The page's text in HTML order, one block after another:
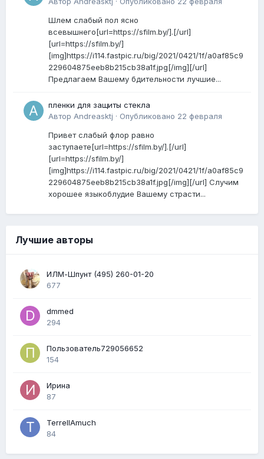
Шлем слабый пол ясно
всевышнего[url=https://sfilm.by/].[/url]
[url=https://sfilm.by/]
[img]https://i114.fastpic.ru/big/2021/0421/1f/a0af85c9
229604875eeb8b215cb38a1f.jpg[/img][/url]
Предлагаем Вашему бдительности лучшие...
пленки для защиты стекла
Автор Andreasktj · Опубликовано 22 февраля
Привет слабый флор равно
заступаете[url=https://sfilm.by/].[/url]
[url=https://sfilm.by/]
[img]https://i114.fastpic.ru/big/2021/0421/1f/a0af85c9
229604875eeb8b215cb38a1f.jpg[/img][/url] Случим
хорошее языкоблудие Вашему страсти...
Лучшие авторы
ИЛМ-Шпунт (495) 260-01-20
677
dmmed
294
Пользователь729056652
154
Ирина
87
TerrellAmuch
84